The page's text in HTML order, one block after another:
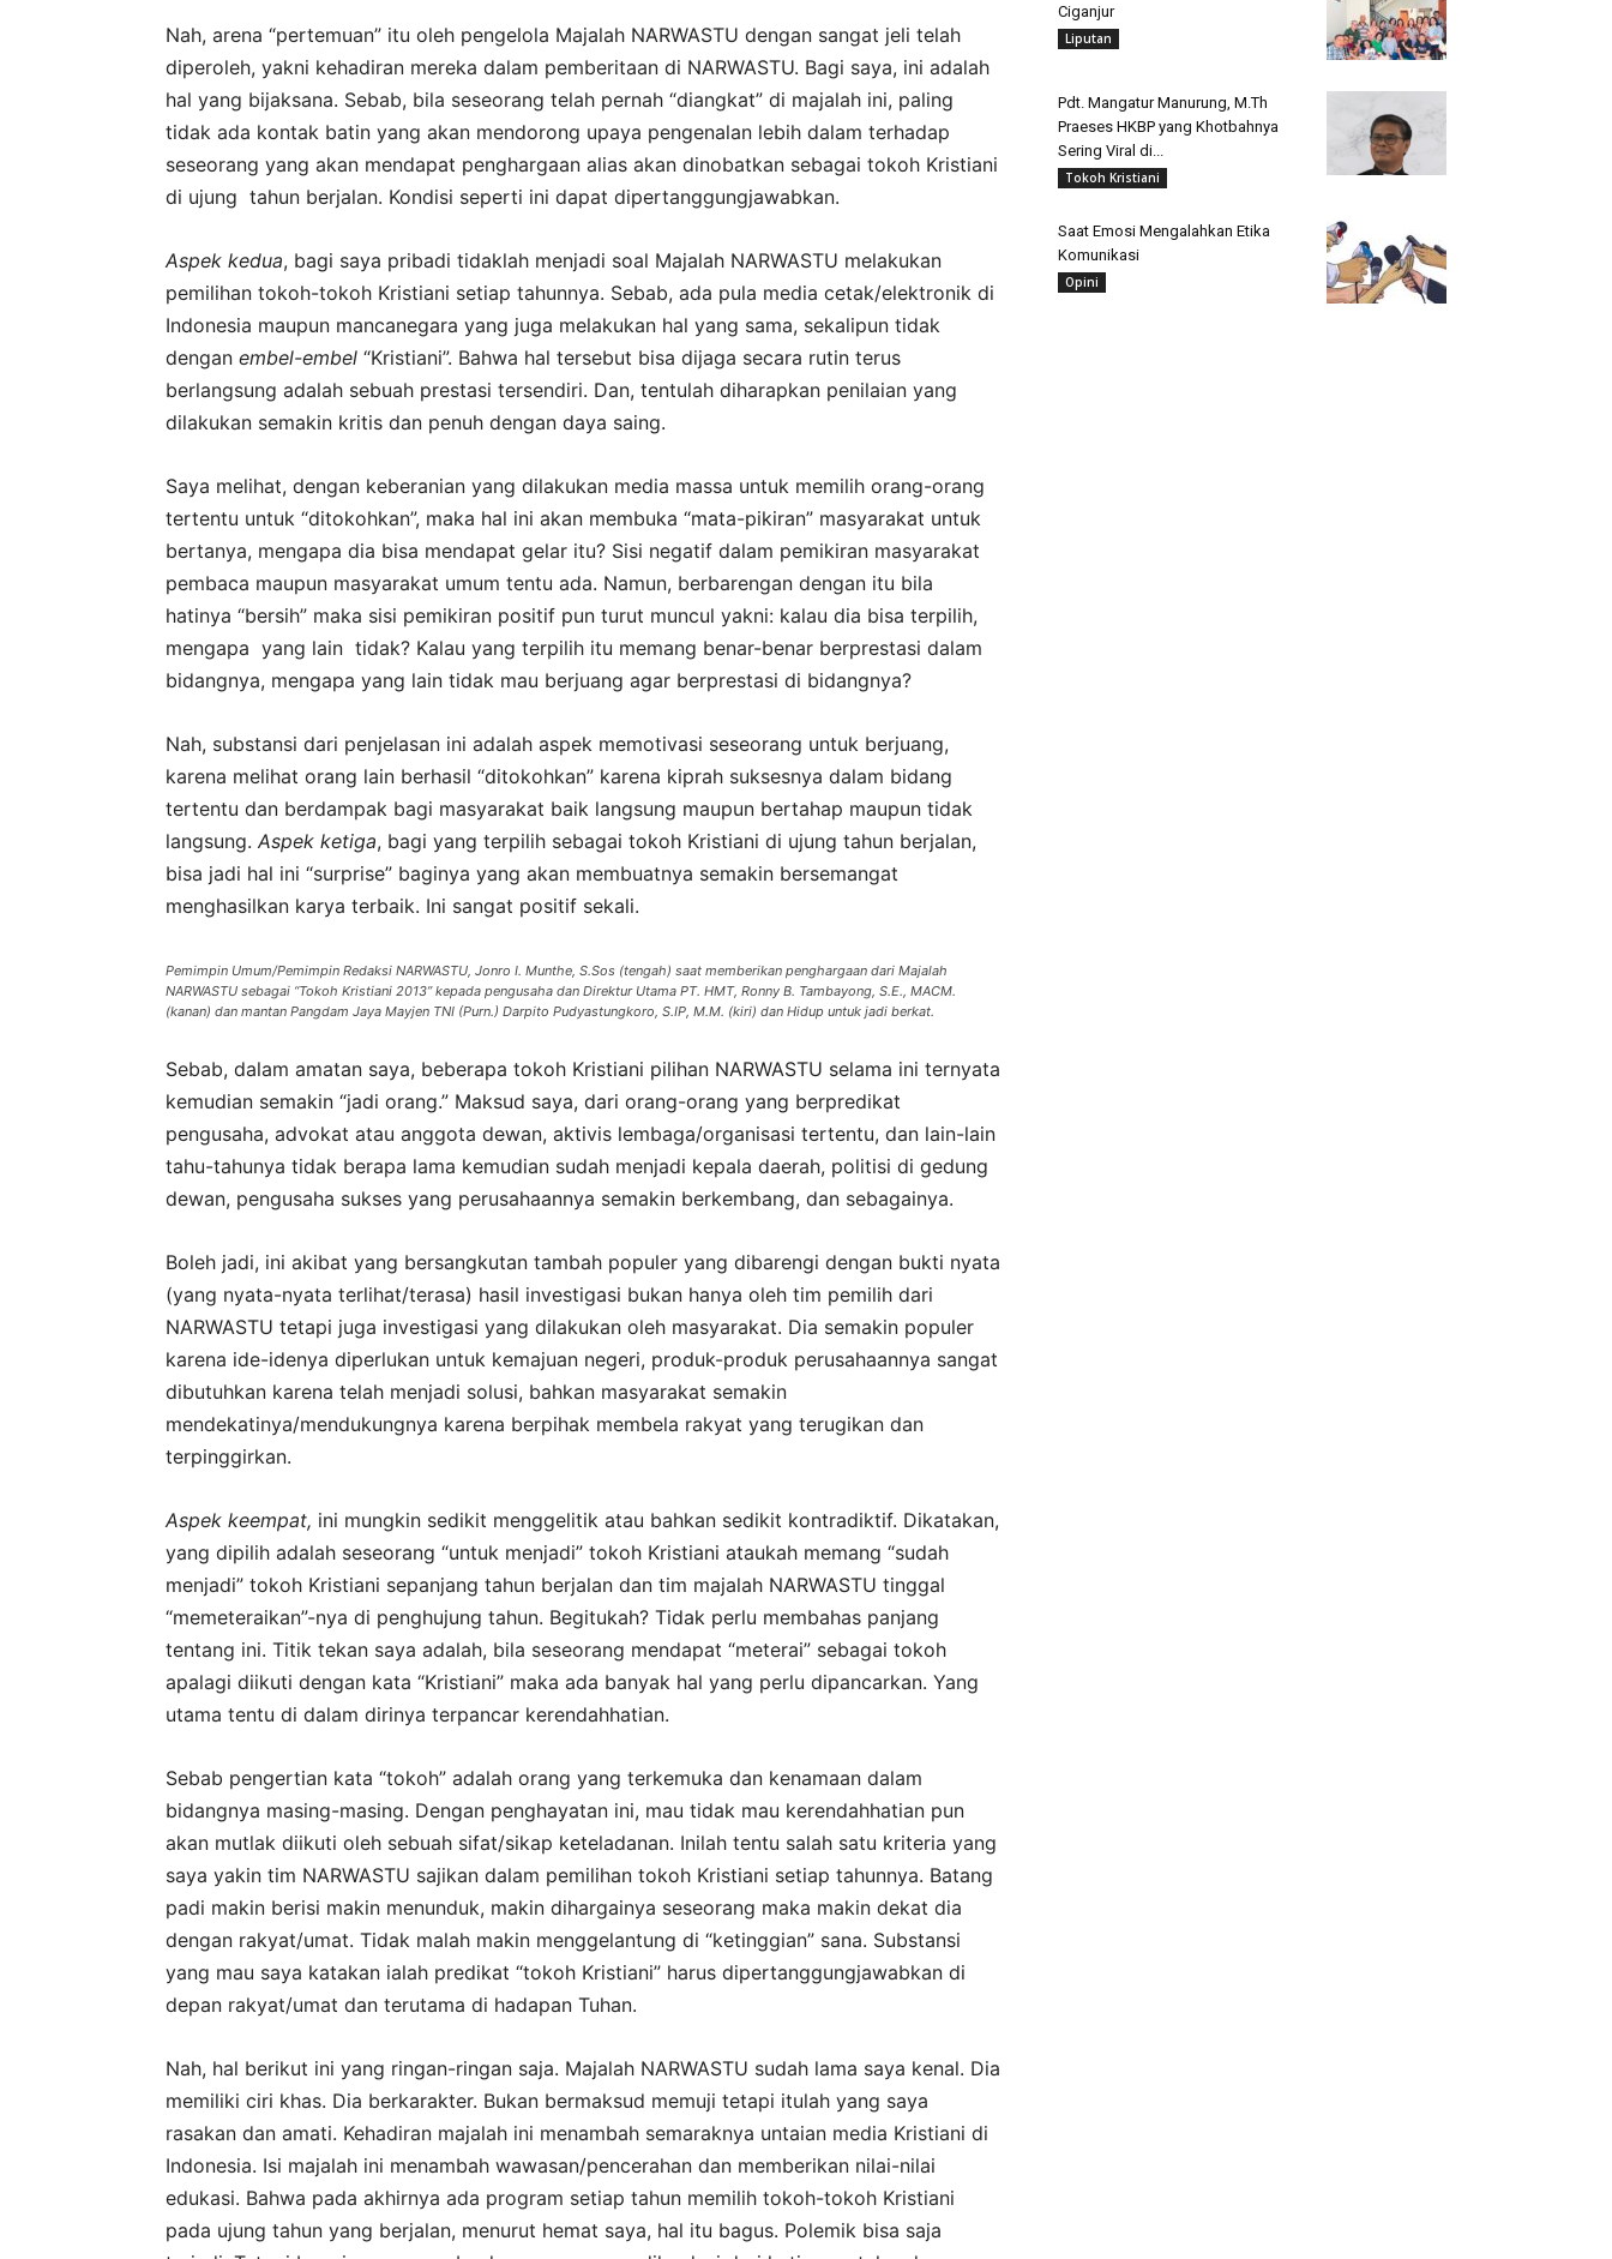
Nah, arena “pertemuan” itu oleh pengelola Majalah NARWASTU dengan sangat jeli telah
diperoleh, yakni kehadiran mereka dalam pemberitaan di NARWASTU. Bagi saya, ini adalah
hal yang bijaksana. Sebab, bila seseorang telah pernah “diangkat” di majalah ini, paling
tidak ada kontak batin yang akan mendorong upaya pengenalan lebih dalam terhadap
seseorang yang akan mendapat penghargaan alias akan dinobatkan sebagai tokoh Kristiani
di ujung tahun berjalan. Kondisi seperti ini dapat dipertanggungjawabkan.
Aspek kedua, bagi saya pribadi tidaklah menjadi soal Majalah NARWASTU melakukan
pemilihan tokoh-tokoh Kristiani setiap tahunnya. Sebab, ada pula media cetak/elektronik di
Indonesia maupun mancanegara yang juga melakukan hal yang sama, sekalipun tidak
dengan embel-embel “Kristiani”. Bahwa hal tersebut bisa dijaga secara rutin terus
berlangsung adalah sebuah prestasi tersendiri. Dan, tentulah diharapkan penilaian yang
dilakukan semakin kritis dan penuh dengan daya saing.
Saya melihat, dengan keberanian yang dilakukan media massa untuk memilih orang-orang
tertentu untuk “ditokohkan”, maka hal ini akan membuka “mata-pikiran” masyarakat untuk
bertanya, mengapa dia bisa mendapat gelar itu? Sisi negatif dalam pemikiran masyarakat
pembaca maupun masyarakat umum tentu ada. Namun, berbarengan dengan itu bila
hatinya “bersih” maka sisi pemikiran positif pun turut muncul yakni: kalau dia bisa terpilih,
mengapa yang lain tidak? Kalau yang terpilih itu memang benar-benar berprestasi dalam
bidangnya, mengapa yang lain tidak mau berjuang agar berprestasi di bidangnya?
Nah, substansi dari penjelasan ini adalah aspek memotivasi seseorang untuk berjuang,
karena melihat orang lain berhasil “ditokohkan” karena kiprah suksesnya dalam bidang
tertentu dan berdampak bagi masyarakat baik langsung maupun bertahap maupun tidak
langsung. Aspek ketiga, bagi yang terpilih sebagai tokoh Kristiani di ujung tahun berjalan,
bisa jadi hal ini “surprise” baginya yang akan membuatnya semakin bersemangat
menghasilkan karya terbaik. Ini sangat positif sekali.
Pemimpin Umum/Pemimpin Redaksi NARWASTU, Jonro I. Munthe, S.Sos (tengah) saat memberikan penghargaan dari Majalah
NARWASTU sebagai “Tokoh Kristiani 2013” kepada pengusaha dan Direktur Utama PT. HMT, Ronny B. Tambayong, S.E., MACM.
(kanan) dan mantan Pangdam Jaya Mayjen TNI (Purn.) Darpito Pudyastungkoro, S.IP, M.M. (kiri) dan Hidup untuk jadi berkat.
Sebab, dalam amatan saya, beberapa tokoh Kristiani pilihan NARWASTU selama ini ternyata
kemudian semakin “jadi orang.” Maksud saya, dari orang-orang yang berpredikat
pengusaha, advokat atau anggota dewan, aktivis lembaga/organisasi tertentu, dan lain-lain
tahu-tahunya tidak berapa lama kemudian sudah menjadi kepala daerah, politisi di gedung
dewan, pengusaha sukses yang perusahaannya semakin berkembang, dan sebagainya.
Boleh jadi, ini akibat yang bersangkutan tambah populer yang dibarengi dengan bukti nyata
(yang nyata-nyata terlihat/terasa) hasil investigasi bukan hanya oleh tim pemilih dari
NARWASTU tetapi juga investigasi yang dilakukan oleh masyarakat. Dia semakin populer
karena ide-idenya diperlukan untuk kemajuan negeri, produk-produk perusahaannya sangat
dibutuhkan karena telah menjadi solusi, bahkan masyarakat semakin
mendekatinya/mendukungnya karena berpihak membela rakyat yang terugikan dan
terpinggirkan.
Aspek keempat, ini mungkin sedikit menggelitik atau bahkan sedikit kontradiktif. Dikatakan,
yang dipilih adalah seseorang “untuk menjadi” tokoh Kristiani ataukah memang “sudah
menjadi” tokoh Kristiani sepanjang tahun berjalan dan tim majalah NARWASTU tinggal
“memeteraikan”-nya di penghujung tahun. Begitukah? Tidak perlu membahas panjang
tentang ini. Titik tekan saya adalah, bila seseorang mendapat “meterai” sebagai tokoh
apalagi diikuti dengan kata “Kristiani” maka ada banyak hal yang perlu dipancarkan. Yang
utama tentu di dalam dirinya terpancar kerendahhatian.
Sebab pengertian kata “tokoh” adalah orang yang terkemuka dan kenamaan dalam
bidangnya masing-masing. Dengan penghayatan ini, mau tidak mau kerendahhatian pun
akan mutlak diikuti oleh sebuah sifat/sikap keteladanan. Inilah tentu salah satu kriteria yang
saya yakin tim NARWASTU sajikan dalam pemilihan tokoh Kristiani setiap tahunnya. Batang
padi makin berisi makin menunduk, makin dihargainya seseorang maka makin dekat dia
dengan rakyat/umat. Tidak malah makin menggelantung di “ketinggian” sana. Substansi
yang mau saya katakan ialah predikat “tokoh Kristiani” harus dipertanggungjawabkan di
depan rakyat/umat dan terutama di hadapan Tuhan.
Nah, hal berikut ini yang ringan-ringan saja. Majalah NARWASTU sudah lama saya kenal. Dia
memiliki ciri khas. Dia berkarakter. Bukan bermaksud memuji tetapi itulah yang saya
rasakan dan amati. Kehadiran majalah ini menambah semaraknya untaian media Kristiani di
Indonesia. Isi majalah ini menambah wawasan/pencerahan dan memberikan nilai-nilai
edukasi. Bahwa pada akhirnya ada program setiap tahun memilih tokoh-tokoh Kristiani
pada ujung tahun yang berjalan, menurut hemat saya, hal itu bagus. Polemik bisa saja
Ciganjur
Liputan
Pdt. Mangatur Manurung, M.Th
Praeses HKBP yang Khotbahnya
Sering Viral di...
Tokoh Kristiani
Saat Emosi Mengalahkan Etika
Komunikasi
Opini